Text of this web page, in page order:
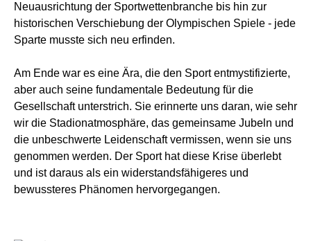
Neuausrichtung der Sportwettenbranche bis hin zur
historischen Verschiebung der Olympischen Spiele - jede
Sparte musste sich neu erfinden.
Am Ende war es eine Ära, die den Sport entmystifizierte,
aber auch seine fundamentale Bedeutung für die
Gesellschaft unterstrich. Sie erinnerte uns daran, wie sehr
wir die Stadionatmosphäre, das gemeinsame Jubeln und
die unbeschwerte Leidenschaft vermissen, wenn sie uns
genommen werden. Der Sport hat diese Krise überlebt
und ist daraus als ein widerstandsfähigeres und
bewussteres Phänomen hervorgegangen.